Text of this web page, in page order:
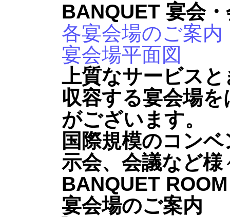
BANQUET 宴会
各宴会場のご案内
宴会場平面図
上質なサービス
収容する宴会場
がございます。
国際規模のコン
示会、会議など
BANQUET ROOM
宴会場のご案内